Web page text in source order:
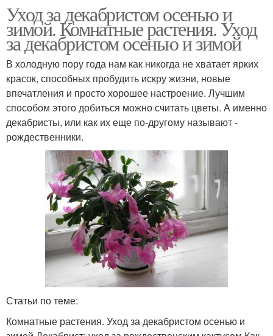
Уход за декабристом осенью и
зимой. Комнатные растения. Уход
за декабристом осенью и зимой
В холодную пору года нам как никогда не хватает ярких
красок, способных пробудить искру жизни, новые
впечатления и просто хорошее настроение. Лучшим
способом этого добиться можно считать цветы. А именно
декабристы, или как их еще по-другому называют -
рождественники.
Статьи по теме:
Комнатные растения. Уход за декабристом осенью и